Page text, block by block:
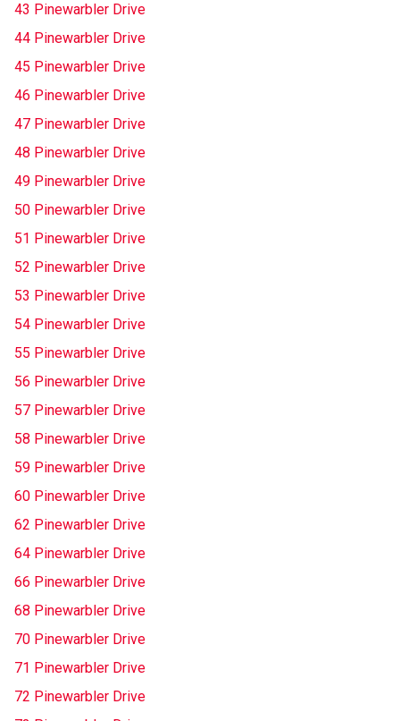
43 Pinewarbler Drive
44 Pinewarbler Drive
45 Pinewarbler Drive
46 Pinewarbler Drive
47 Pinewarbler Drive
48 Pinewarbler Drive
49 Pinewarbler Drive
50 Pinewarbler Drive
51 Pinewarbler Drive
52 Pinewarbler Drive
53 Pinewarbler Drive
54 Pinewarbler Drive
55 Pinewarbler Drive
56 Pinewarbler Drive
57 Pinewarbler Drive
58 Pinewarbler Drive
59 Pinewarbler Drive
60 Pinewarbler Drive
62 Pinewarbler Drive
64 Pinewarbler Drive
66 Pinewarbler Drive
68 Pinewarbler Drive
70 Pinewarbler Drive
71 Pinewarbler Drive
72 Pinewarbler Drive